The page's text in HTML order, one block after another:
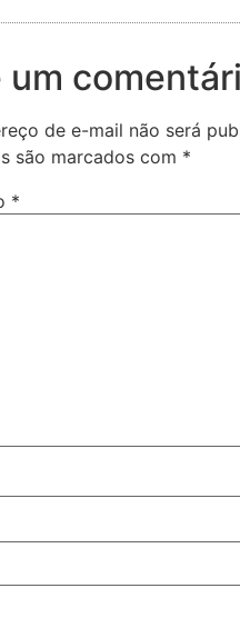
um
de e-mail não será
são marcados com *
*